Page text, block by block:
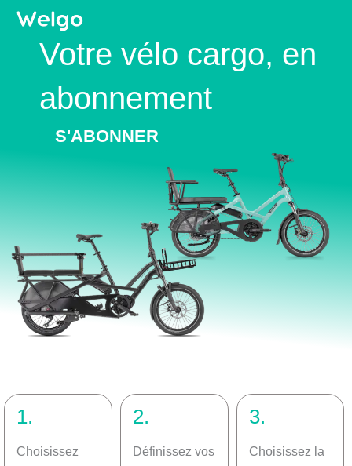
Votre vélo cargo, en
abonnement
S'ABONNER
1.
Choisissez
2.
Définissez vos
3.
Choisissez la